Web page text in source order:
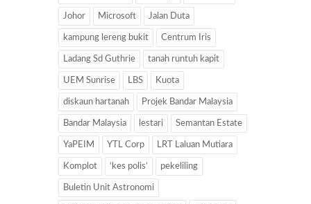
Johor Microsoft Jalan Duta
kampung lereng bukit Centrum Iris
Ladang Sd Guthrie tanah runtuh kapit
UEM Sunrise LBS Kuota
diskaun hartanah Projek Bandar Malaysia
Bandar Malaysia lestari Semantan Estate
YaPEIM YTL Corp LRT Laluan Mutiara
Komplot ‘kes polis’ pekeliling
Buletin Unit Astronomi